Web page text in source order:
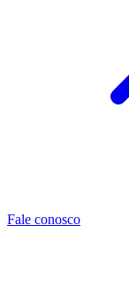
Fale conosco